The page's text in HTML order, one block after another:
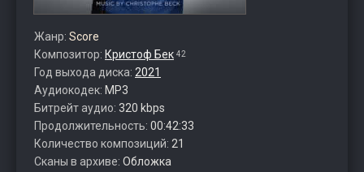
Жанр: Score
Композитор: Кристоф Бек 42
Год выхода диска: 2021
Аудиокодек: MP3
Битрейт аудио: 320 kbps
Продолжительность: 00:42:33
Количество композиций: 21
Сканы в архиве: Обложка